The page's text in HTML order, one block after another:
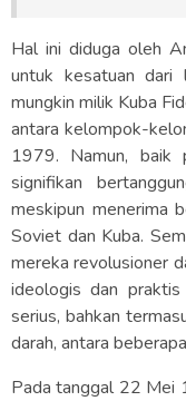
Hal ini diduga oleh
untuk kesatuan dari
mungkin milik Kuba
antara kelompok-
1979. Namun, baik
signifikan
meskipun menerima
Soviet dan Kuba.
mereka revolusioner
ideologis dan
serius, bahkan
darah, antara
Pada tanggal 22 Mei